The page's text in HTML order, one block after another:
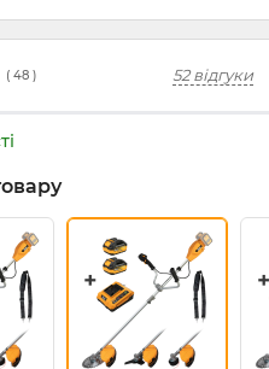
( 48 ) 52 відгуки